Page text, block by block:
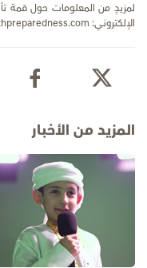
لمزيدٍ من المعلومات حول قمة
الإلكتروني: www.youthpreparedness.com
المزيد من الأخبار